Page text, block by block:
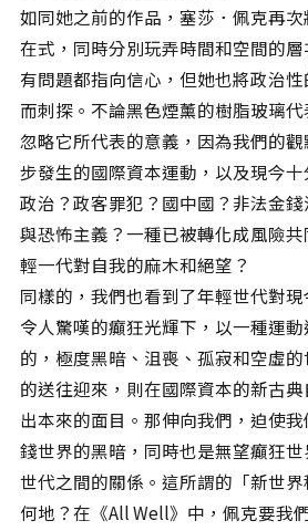
如同她之前的作品，塞莎．佩克再
在式，同時分別玩弄時間和空間的
有問題都指向信心，但她也將政治
而刺探。不論黑色煙薰的樹脂玻璃
忽略它所代表的意義，因為我們的
步發生的國際資本運動，以及現今
政治？政客罪犯？國中國？非法金
與恐怖主義？一種已被轉化成風險
輕一代對自我的麻木和絕望？
同樣的，我們也看到了年輕世代對
令人驚嘆的癲狂光輝下，以一種運
的，極度黑暗、沮喪、孤寂和空虛
的送往迎來，則在國際資本的新古
出本來的面目。那伸向我們，迫使
錢世界的黑暗，同時也是無望癲狂
世代之間的關係。這所謂的「新世
何地？在《All Well》中，佩克要我